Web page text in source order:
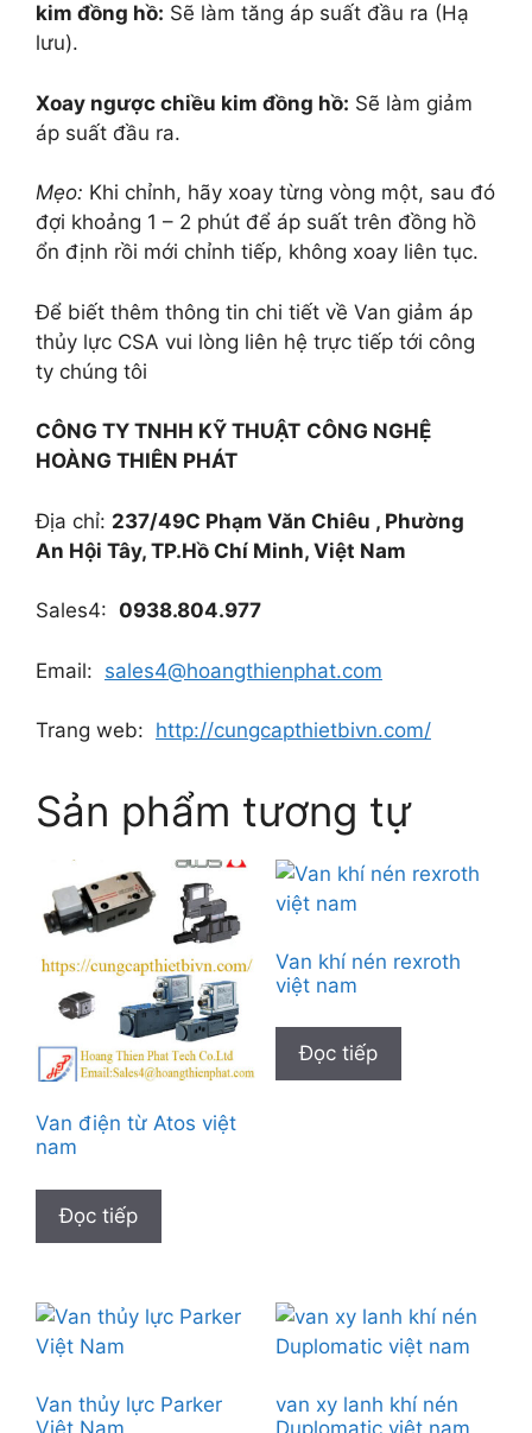
kim đồng hồ: Sẽ làm tăng áp suất đầu ra (Hạ
lưu).
Xoay ngược chiều kim đồng hồ: Sẽ làm giảm
áp suất đầu ra.
Mẹo: Khi chỉnh, hãy xoay từng vòng một, sau đó
đợi khoảng 1 – 2 phút để áp suất trên đồng hồ
ổn định rồi mới chỉnh tiếp, không xoay liên tục.
Để biết thêm thông tin chi tiết về Van giảm áp
thủy lực CSA vui lòng liên hệ trực tiếp tới công
ty chúng tôi
CÔNG TY TNHH KỸ THUẬT CÔNG NGHỆ
HOÀNG THIÊN PHÁT
Địa chỉ: 237/49C Phạm Văn Chiêu , Phường
An Hội Tây, TP.Hồ Chí Minh, Việt Nam
Sales4: 0938.804.977
Email: sales4@hoangthienphat.com
Trang web: http://cungcapthietbivn.com/
Sản phẩm tương tự
Van điện từ Atos việt
nam
Đọc tiếp
Van khí nén rexroth
việt nam
Đọc tiếp
Van thủy lực Parker
Việt Nam
van xy lanh khí nén
Duplomatic việt nam